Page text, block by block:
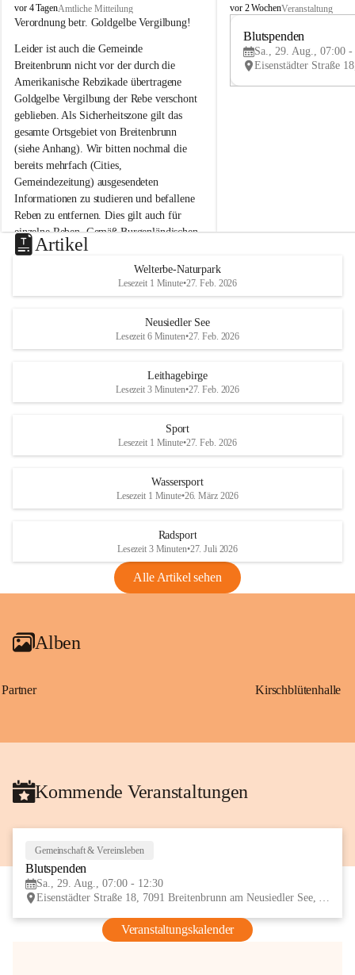
B
r
i
t
e
n
b
r
u
n
n
a
m
N
e
u
s
d
S
vor 4 TagenAmtliche Mitteilung
Verordnung betr. Goldgelbe Vergilbung!
Leider ist auch die Gemeinde
Breitenbrunn nicht vor der durch die
Amerikanische Rebzikade übertragene
Goldgelbe Vergilbung der Rebe verschont
geblieben. Als Sicherheitszone gilt das
gesamte Ortsgebiet von Breitenbrunn
(siehe Anhang). Wir bitten nochmal die
bereits mehrfach (Cities,
Gemeindezeitung) ausgesendeten
Informationen zu studieren und befallene
Reben zu entfernen. Dies gilt auch für
einzelne Reben. Gemäß Burgenländischen
Weinbaugesetz sind nicht gepflegte oder
unzulässige Weingärten zu roden! Bitte
helfen wir zusammen um unsere Winzer
vor den prognostizierten Ernteausfällen
und den daraus folgenden wirtschaftlichen
Maßnahmen zur Bekämpfung
Rebe und der Amerikanischen
Anhang VBl. EU Nr. 18
1 Seite•1,4 MB
VBl. EU Nr. 18_2026
B
e
u
e
d
r
S
vor 2 WochenVeranstaltung
Blutspenden
Sa., 29. Aug., 07:00 -
Artikel
Welterbe-Naturpark
Lesezeit 1 Minute•27. Feb. 2026
Neusiedler See
Lesezeit 6 Minuten•27. Feb. 2026
Leithagebirge
Lesezeit 3 Minuten•27. Feb. 2026
Sport
Lesezeit 1 Minute•27. Feb. 2026
Wassersport
Lesezeit 1 Minute•26. März 2026
Radsport
Lesezeit 3 Minuten•27. Juli 2026
Alle Artikel sehen
Alben
Partner Kirschblütenhalle
Kommende Veranstaltungen
Gemeinschaft & Vereinsleben
Blutspenden
Sa., 29. Aug., 07:00 - 12:30
Eisenstädter Straße 18, 7091 Breitenbrunn am Neusiedler See, AUT
Veranstaltungskalender